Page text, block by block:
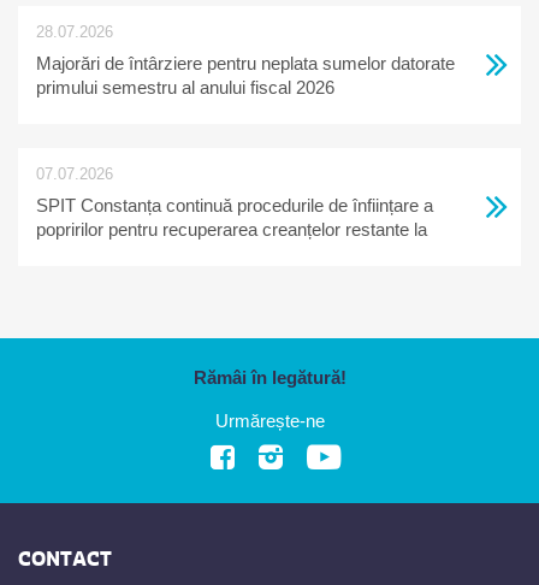
28.07.2026
Majorări de întârziere pentru neplata sumelor datorate
primului semestru al anului fiscal 2026
07.07.2026
SPIT Constanța continuă procedurile de înființare a
popririlor pentru recuperarea creanțelor restante la
Rămâi în legătură!
Urmărește-ne
CONTACT